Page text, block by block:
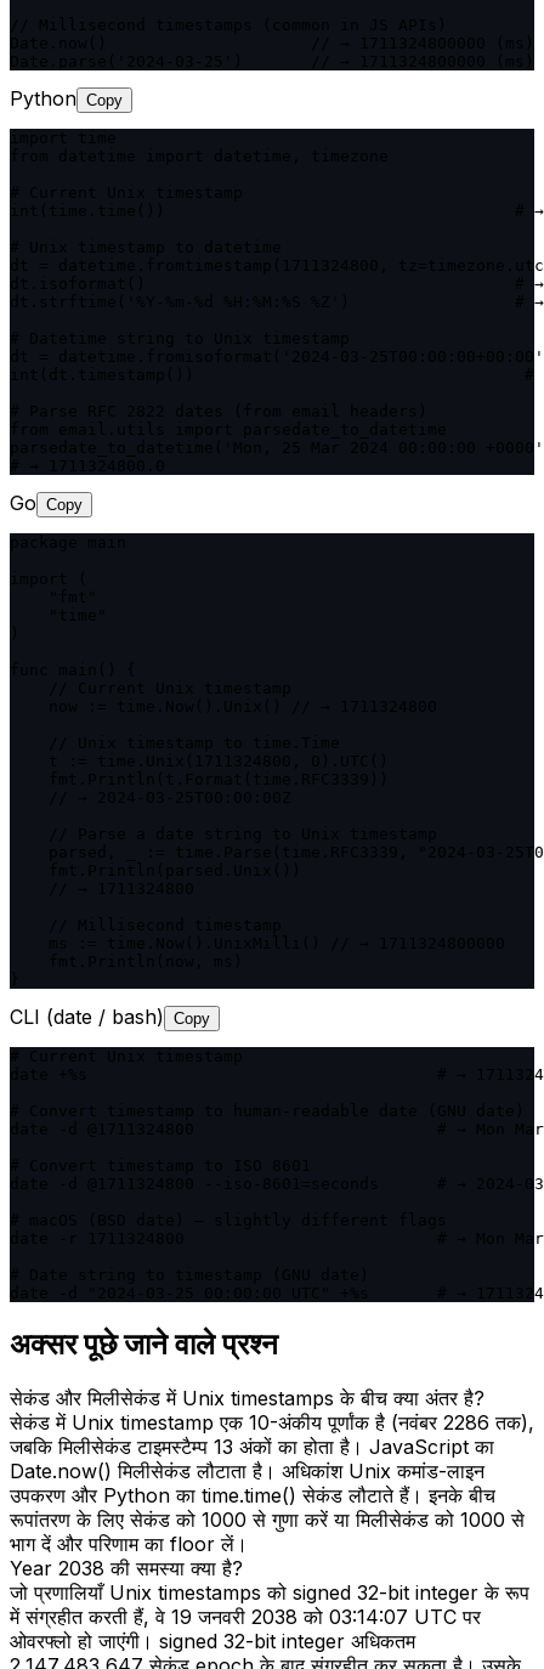
Python Copy
int(time.time())                                    # →
dt = datetime.fromtimestamp(1711324800,
dt.isoformat()                                      # →
dt.strftime('%Y-%m-%d %H:%M:%S %Z')                 #
dt = datetime.fromisoformat('2024-03-
parsedate_to_datetime('Mon, 25 Mar 2024 00:00:00
Go Copy
parsed, _ := time.Parse(time.RFC3339, "2024-03-
CLI (date / bash) Copy
date +%s                                    # →
date -d @1711324800                         # → Mon Mar
date -d @1711324800 --iso-8601=seconds      # → 2024-
date -r 1711324800                          # → Mon Mar
date -d "2024-03-25 00:00:00 UTC" +%s       # →
अक्सर पूछे जाने वाले प्रश्न
सेकंड और मिलीसेकंड में Unix timestamps के बीच क्या अंतर है?
सेकंड में Unix timestamp एक 10-अंकीय पूर्णांक है (नवंबर 2286 तक),
जबकि मिलीसेकंड टाइमस्टैम्प 13 अंकों का होता है। JavaScript का
Date.now() मिलीसेकंड लौटाता है। अधिकांश Unix कमांड-लाइन
उपकरण और Python का time.time() सेकंड लौटाते हैं। इनके बीच
रूपांतरण के लिए सेकंड को 1000 से गुणा करें या मिलीसेकंड को 1000 से
भाग दें और परिणाम का floor लें।
Year 2038 की समस्या क्या है?
जो प्रणालियाँ Unix timestamps को signed 32-bit integer के रूप
में संग्रहीत करती हैं, वे 19 जनवरी 2038 को 03:14:07 UTC पर
ओवरफ्लो हो जाएंगी। signed 32-bit integer अधिकतम